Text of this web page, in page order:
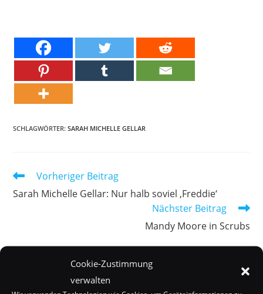
Cookie-Zustimmung
verwalten
SCHLAGWÖRTER:SARAH MICHELLE GELLAR
Weitere
ansehen
Vorheriger Beitrag
Sarah Michelle Gellar: Nur halb soviel ‚Freddie‘
Nächster Beitrag
Mandy Moore in Scrubs
DAS KÖNNTE DIR AUCH GEFALLEN